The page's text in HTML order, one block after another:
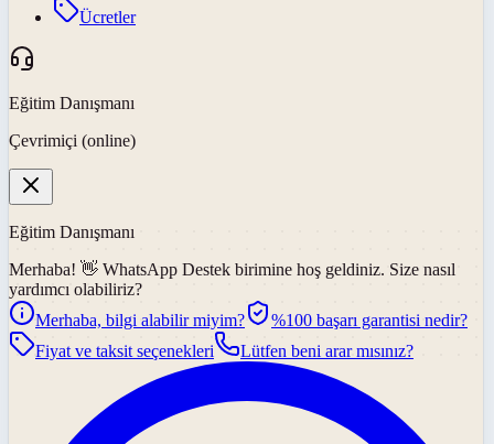
Ücretler
Eğitim Danışmanı
Çevrimiçi (online)
Eğitim Danışmanı
Merhaba! 👋 WhatsApp Destek birimine hoş geldiniz. Size nasıl
yardımcı olabiliriz?
Merhaba, bilgi alabilir miyim?
%100 başarı garantisi nedir?
Fiyat ve taksit seçenekleri
Lütfen beni arar mısınız?